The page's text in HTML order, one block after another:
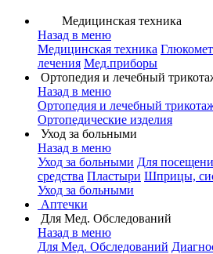
Медицинская техника
Назад в меню
Медицинская техника
лечения Мед.приборы
Ортопедия и лечебный
Назад в меню
Ортопедия и лечебный
Ортопедические изделия
Уход за больными
Назад в меню
Уход за больными Для
средства Пластыри Шприцы,
Уход за больными
Аптечки
Для Мед. Обследований
Назад в меню
Для Мед. Обследований